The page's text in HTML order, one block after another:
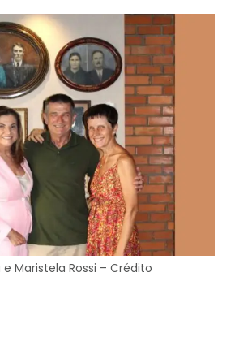
Maristela Rossi – Crédito